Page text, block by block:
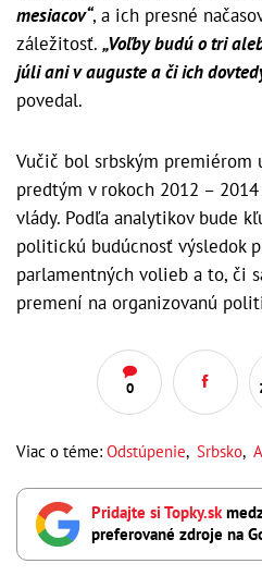
mesiacov“, a ich presné
záležitosť. „Voľby budú o tri
júli ani v auguste a či ich
povedal.
Vučič bol srbským premiérom
predtým v rokoch 2012 –
vlády. Podľa analytikov bude
politickú budúcnosť výsledok
parlamentných volieb a to, či
premení na organizovanú
0
Viac o téme: Odstúpenie, Srbsko,
Pridajte si Topky.sk
preferované zdroje na